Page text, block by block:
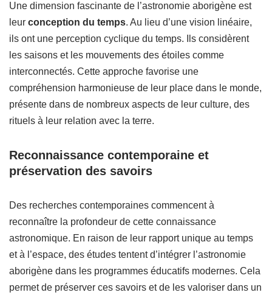
Une dimension fascinante de l’astronomie aborigène est
leur conception du temps. Au lieu d’une vision linéaire,
ils ont une perception cyclique du temps. Ils considèrent
les saisons et les mouvements des étoiles comme
interconnectés. Cette approche favorise une
compréhension harmonieuse de leur place dans le monde,
présente dans de nombreux aspects de leur culture, des
rituels à leur relation avec la terre.
Reconnaissance contemporaine et
préservation des savoirs
Des recherches contemporaines commencent à
reconnaître la profondeur de cette connaissance
astronomique. En raison de leur rapport unique au temps
et à l’espace, des études tentent d’intégrer l’astronomie
aborigène dans les programmes éducatifs modernes. Cela
permet de préserver ces savoirs et de les valoriser dans un